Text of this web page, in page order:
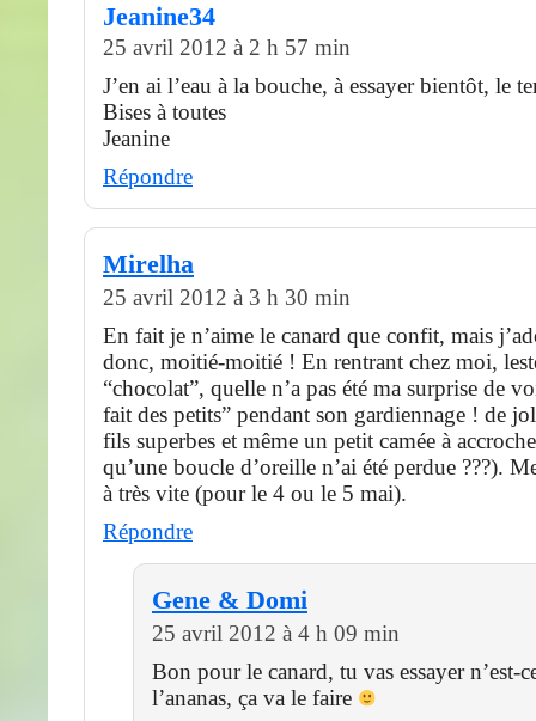
Jeanine34
25 avril 2012 à 2 h 57 min
J’en ai l’eau à la bouche, à essayer bientôt, le
Bises à toutes
Jeanine
Répondre
Mirelha
25 avril 2012 à 3 h 30 min
En fait je n’aime le canard que confit, mais
donc, moitié-moitié ! En rentrant chez moi,
“chocolat”, quelle n’a pas été ma surprise de
fait des petits” pendant son gardiennage ! de
fils superbes et même un petit camée à
qu’une boucle d’oreille n’ai été perdue ???).
à très vite (pour le 4 ou le 5 mai).
Répondre
Gene & Domi
25 avril 2012 à 4 h 09 min
Bon pour le canard, tu vas essayer n’est-
l’ananas, ça va le faire